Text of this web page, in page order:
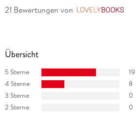
21 Bewertungen von
Übersicht
5 Sterne
19
4 Sterne
8
3 Sterne
0
2 Sterne
0